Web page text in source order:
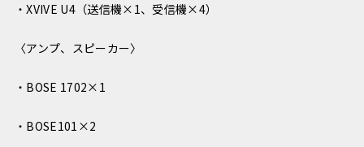
・XVIVE U4（送信機×1、受信機×4）
〈アンプ、スピーカー〉
・BOSE 1702×1
・BOSE101×2